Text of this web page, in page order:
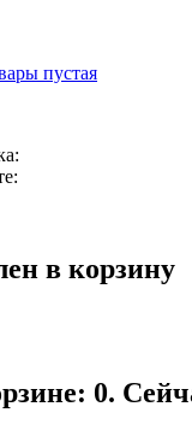
пустая
в корзину
0.